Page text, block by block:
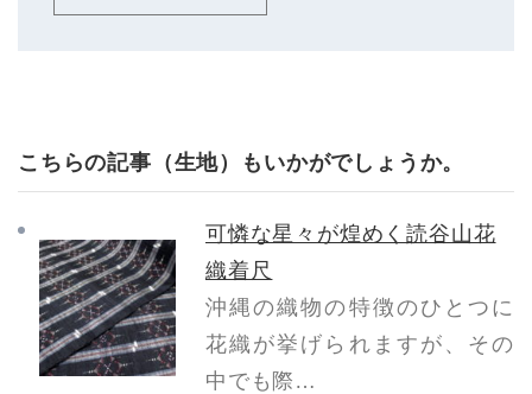
こちらの記事（生地）もいかがでしょうか。
可憐な星々が煌めく読谷山花
織着尺
沖縄の織物の特徴のひとつに
花織が挙げられますが、その
中でも際…